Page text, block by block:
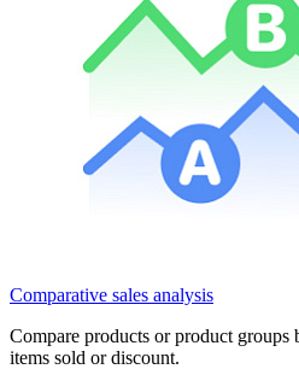
Comparative sales analysis
Compare products or product groups
items sold or discount.